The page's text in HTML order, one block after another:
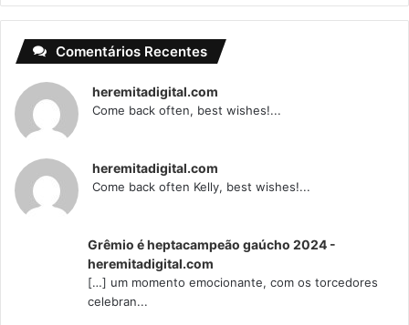
Comentários Recentes
heremitadigital.com
Come back often, best wishes!...
heremitadigital.com
Come back often Kelly, best wishes!...
Grêmio é heptacampeão gaúcho 2024 -
heremitadigital.com
[…] um momento emocionante, com os torcedores
celebran...